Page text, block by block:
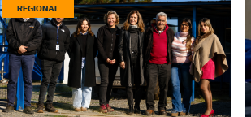
REGIONAL